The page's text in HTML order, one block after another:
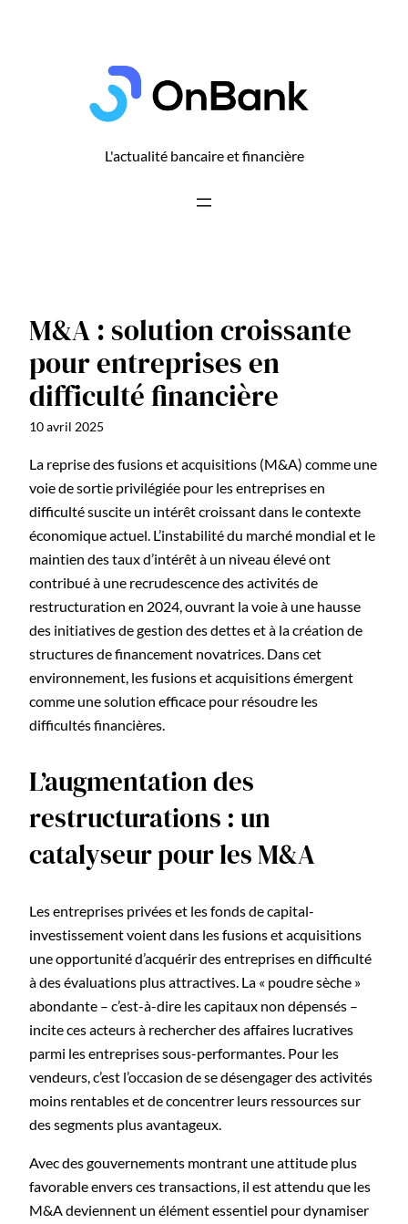
L'actualité bancaire et financière
M&A : solution croissante
pour entreprises en
difficulté financière
10 avril 2025
La reprise des fusions et acquisitions (M&A) comme une
voie de sortie privilégiée pour les entreprises en
difficulté suscite un intérêt croissant dans le contexte
économique actuel. L’instabilité du marché mondial et le
maintien des taux d’intérêt à un niveau élevé ont
contribué à une recrudescence des activités de
restructuration en 2024, ouvrant la voie à une hausse
des initiatives de gestion des dettes et à la création de
structures de financement novatrices. Dans cet
environnement, les fusions et acquisitions émergent
comme une solution efficace pour résoudre les
difficultés financières.
L’augmentation des
restructurations : un
catalyseur pour les M&A
Les entreprises privées et les fonds de capital-
investissement voient dans les fusions et acquisitions
une opportunité d’acquérir des entreprises en difficulté
à des évaluations plus attractives. La « poudre sèche »
abondante – c’est-à-dire les capitaux non dépensés –
incite ces acteurs à rechercher des affaires lucratives
parmi les entreprises sous-performantes. Pour les
vendeurs, c’est l’occasion de se désengager des activités
moins rentables et de concentrer leurs ressources sur
des segments plus avantageux.
Avec des gouvernements montrant une attitude plus
favorable envers ces transactions, il est attendu que les
M&A deviennent un élément essentiel pour dynamiser